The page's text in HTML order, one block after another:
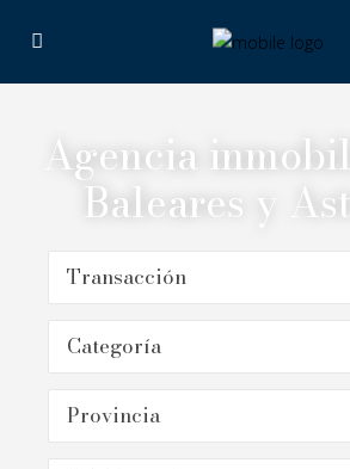
Agencia
Baleares y
Transacción
Categoría
Provincia